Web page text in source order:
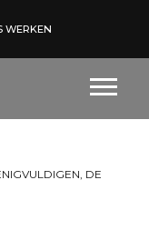
WERKEN
DE